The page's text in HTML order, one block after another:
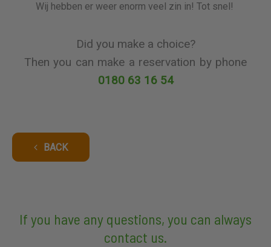
Wij hebben er weer enorm veel zin in! Tot snel!
Did you make a choice?
Then you can make a reservation by phone
0180 63 16 54
BACK
If you have any questions, you can always
contact us.